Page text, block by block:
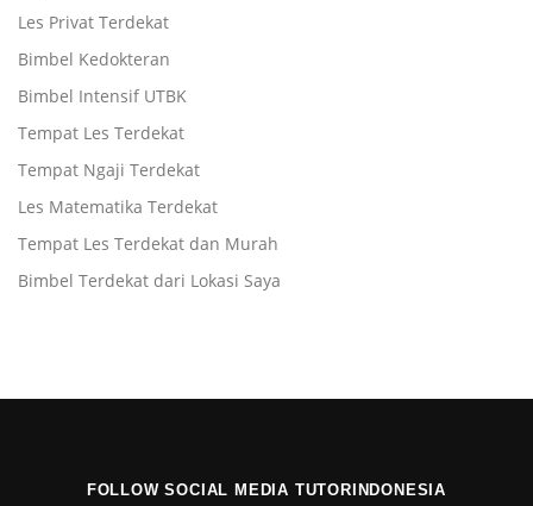
Les Privat Terdekat
Bimbel Kedokteran
Bimbel Intensif UTBK
Tempat Les Terdekat
Tempat Ngaji Terdekat
Les Matematika Terdekat
Tempat Les Terdekat dan Murah
Bimbel Terdekat dari Lokasi Saya
FOLLOW SOCIAL MEDIA TUTORINDONESIA